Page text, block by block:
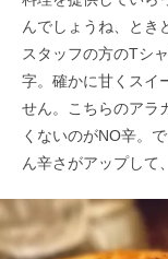
んでしょうね、とき
スタッフの方のTシ
字。確かに甘くスイ
せん。こちらのアラ
くないのがNO辛。
ん辛さがアップして